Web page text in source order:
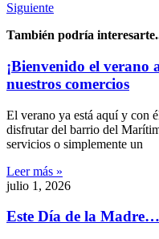
Siguiente
También podría
¡Bienvenido el
nuestros comercios
El verano ya está aquí y con
disfrutar del barrio del
servicios o simplemente un
Leer más »
julio 1, 2026
Este Día de la